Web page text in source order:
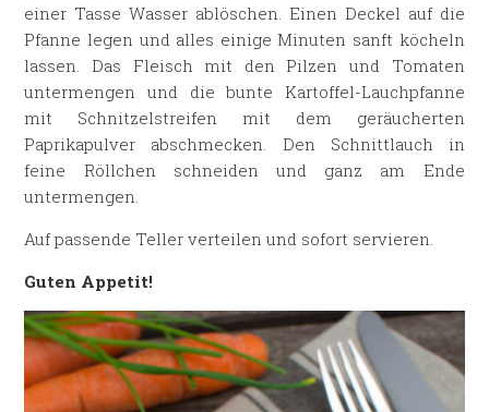
einer Tasse Wasser ablöschen. Einen Deckel auf die
Pfanne legen und alles einige Minuten sanft köcheln
lassen. Das Fleisch mit den Pilzen und Tomaten
untermengen und die bunte Kartoffel-Lauchpfanne
mit Schnitzelstreifen mit dem geräucherten
Paprikapulver abschmecken. Den Schnittlauch in
feine Röllchen schneiden und ganz am Ende
untermengen.
Auf passende Teller verteilen und sofort servieren.
Guten Appetit!